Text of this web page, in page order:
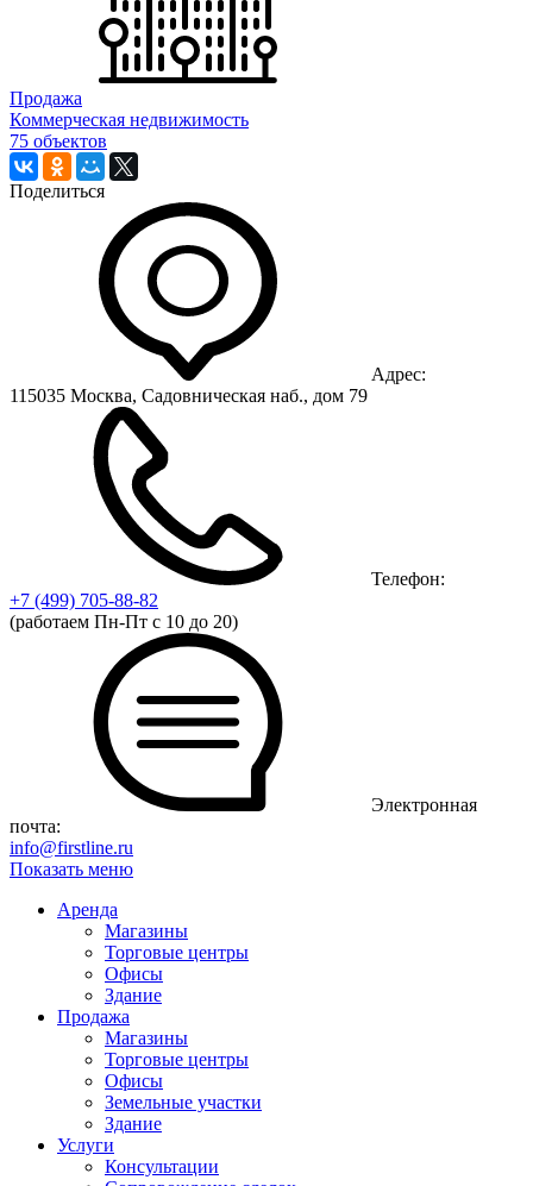
Продажа
Коммерческая недвижимость
75 объектов
Поделиться
Адрес:
115035 Москва, Садовническая наб., дом 79
Телефон:
+7 (499) 705-88-82
(работаем Пн-Пт с 10 до 20)
Электронная
почта:
info@firstline.ru
Показать меню
Аренда
Магазины
Торговые центры
Офисы
Здание
Продажа
Магазины
Торговые центры
Офисы
Земельные участки
Здание
Услуги
Консультации